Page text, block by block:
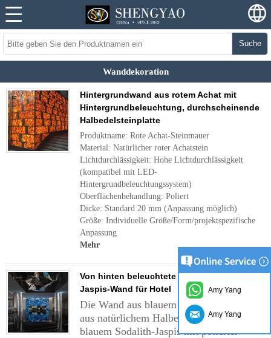
Suche
Wanddekoration
Hintergrundwand aus rotem Achat mit
Hintergrundbeleuchtung, durchscheinende
Halbedelsteinplatte
Produktname: Rote Achat-Steinmauer
Material: Natürlicher roter Achatstein
Lichtdurchlässigkeit: Hohe Lichtdurchlässigkeit
(kompatibel mit LED-
Hintergrundbeleuchtungssystem)
Oberflächenbehandlung: Poliert
Dicke: Standard 20 mm (Anpassung möglich)
Größe: Individuelle Größe/Form/projektspezifische
Anpassung
Mehr
Von hinten beleuchtete blaue Sodalith-
Jaspis-Wand für Hotel
Die Wand aus blauem Sodalith-Jaspis ist
aus natürlichem Halbedelstein aus
blauem Sodalith-Jaspis mit polierter
Amy Yang
Amy Yang